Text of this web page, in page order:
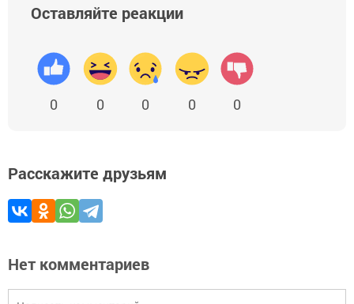
Оставляйте реакции
0 0 0 0 0
Расскажите друзьям
Нет комментариев